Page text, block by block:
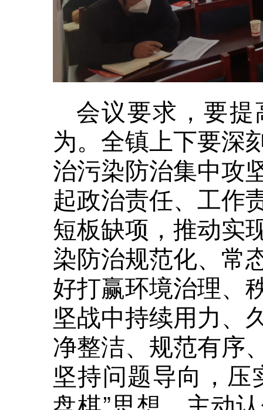
会议要求，要
为。全镇上下要深
治污染防治集中攻
起政治责任、工作
短板缺项，推动实
染防治规范化、常
好打赢环境治理、
坚战中持续用力、
净整洁、规范有序
坚持问题导向，压